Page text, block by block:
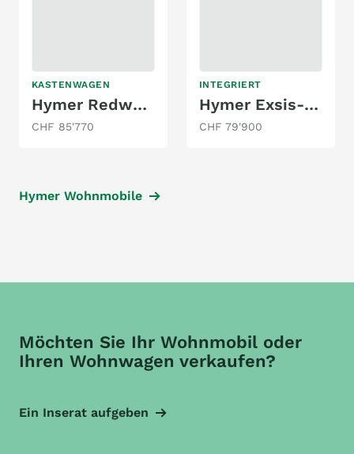
KASTENWAGEN
Hymer Redwood 601
CHF 85'770
INTEGRIERT
Hymer Exsis-i 474
CHF 79'900
Hymer Wohnmobile
Möchten Sie Ihr Wohnmobil oder
Ihren Wohnwagen verkaufen?
Ein Inserat aufgeben